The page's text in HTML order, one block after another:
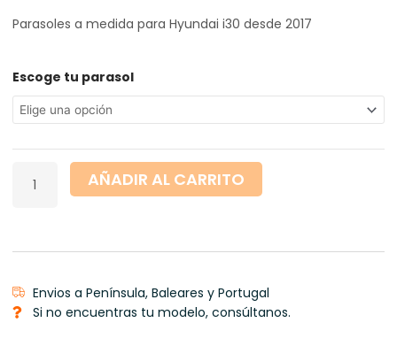
precios:
desde
143,50 €
Parasoles a medida para Hyundai i30 desde 2017
Escoge tu parasol
Hyundai
i30
desde
cantidad
AÑADIR AL CARRITO
Envios a Península, Baleares y Portugal
Si no encuentras tu modelo, consúltanos.